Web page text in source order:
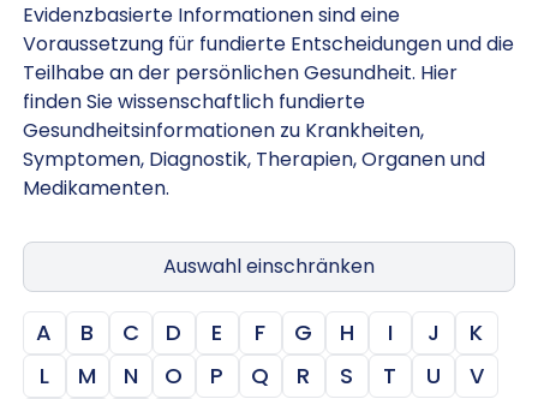
Evidenzbasierte Informationen sind eine
Voraussetzung für fundierte Entscheidungen und die
Teilhabe an der persönlichen Gesundheit. Hier
finden Sie wissenschaftlich fundierte
Gesundheitsinformationen zu Krankheiten,
Symptomen, Diagnostik, Therapien, Organen und
Medikamenten.
Auswahl einschränken
A B C D E F G H I J
K
L
M N O P Q R S T U
V